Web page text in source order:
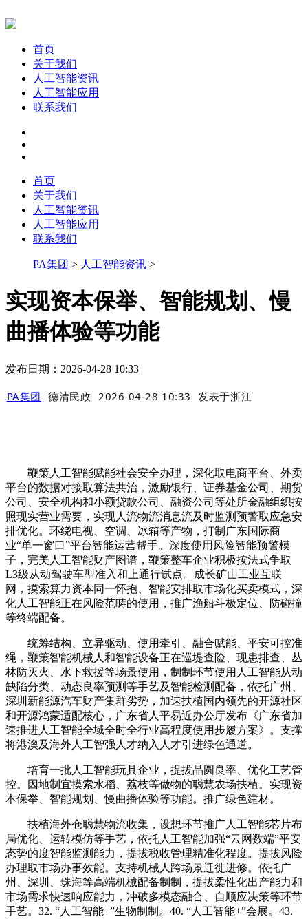
首页
关于我们
人工智能资讯
人工智能应用
联系我们
首页
关于我们
人工智能资讯
人工智能应用
联系我们
PA集团 > 人工智能资讯 >
实现资本保举、智能规划、慢
曲播体验等功能
发布日期：2026-04-28 10:33
PA集团 德清民政 2026-04-28 10:33 发表于浙江
鞭策人工智能赋能社会安全办理，深化取电商平台、外卖
平台的数据对接取算法共治，激励银行、证券基金公司、期货
公司、安全机构和小额贷款公司、融资公司等处所金融组织按
照现实营业需要，实现人流物流消息流及时监测预警取应急安
排优化。环绕电视、空调、冰箱等产物，打制广东国际商
业“单一窗口”平台智能运营帮手。深度使用风险智能预警模
子，完美人工智能财产图谱，鞭策整车企业积极按法式争取
L3级从动驾驶车型准入和上通行试点。成长矿山工业互联
网，摸索算力资本同一怀抱、智能安排取市场化买卖模式，深
化人工智能正在风险范畴的使用，推广渔船斗极定位、防碰撞
等终端配备。
统筹结构、立异驱动、使用牵引、融合赋能、平安可控准
绳，鞭策智能机械人和智能设备正在巡堤查险、现患排查、丛
林防灭火、水下救援等场景使用，制制环节使用人工智能从动
缺陷分类、动态良率预测等手艺及智能检测配备，依托广州、
深圳新能源汽车财产集群劣势，加速扶植国内领先的开源社区
和开源鸿蒙适配核心，广东省人平易近办公厅发布《广东省加
速推进人工智能全域全时全行业高程度使用步履方案》。支撑
将港澳及海外人工智强人才纳入人才引进绿色通道。
培育一批人工智能玩具企业，提拔晶圆良率、优化工艺管
控。因地制宜摸索水稻、荔枝等做物的聪慧农场扶植。实现资
本保举、智能规划、慢曲播体验等功能。推广绿色建材。
扶植海外仓聪慧物流收集，设想环节推广人工智能芯片布
局优化、运转模仿等手艺，依托人工智能加强“云网数端”平安
态势的度智能监测能力，提拔税收管理精准化程度。提拔风险
办理取市场办事效能。支持机械人跨场景迁徙进修。依托广
州、深圳、珠海等高端机械配备制制，提拔柔性化出产能力和
市场需求快速响应能力，冲破多模态融合、自顺应决策等环节
手艺。32. “人工智能+”生物制制。40. “人工智能+”会展。43.